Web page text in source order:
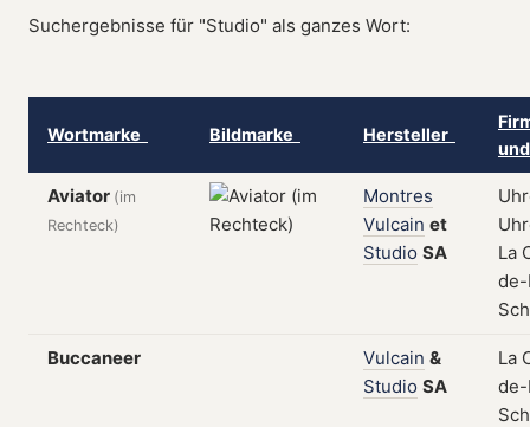
Suchergebnisse für "Studio" als ganzes Wort:
Wortmarke Bildmarke Hersteller
Aviator (im
Rechteck)
Montres
Vulcain et
Studio SA
La
de-
Buccaneer Vulcain &
Studio SA
La
de-